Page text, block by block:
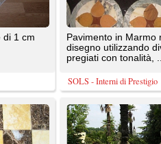
mediante le tecniche antiche
La Bottega delle Arti Antiche